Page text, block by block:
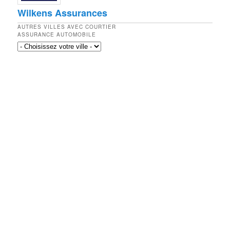
Wilkens Assurances
AUTRES VILLES AVEC COURTIER
ASSURANCE AUTOMOBILE